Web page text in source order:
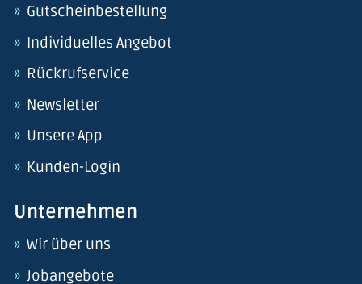
Gutscheinbestellung
Individuelles Angebot
Rückrufservice
Newsletter
Unsere App
Kunden-Login
Unternehmen
Wir über uns
Jobangebote